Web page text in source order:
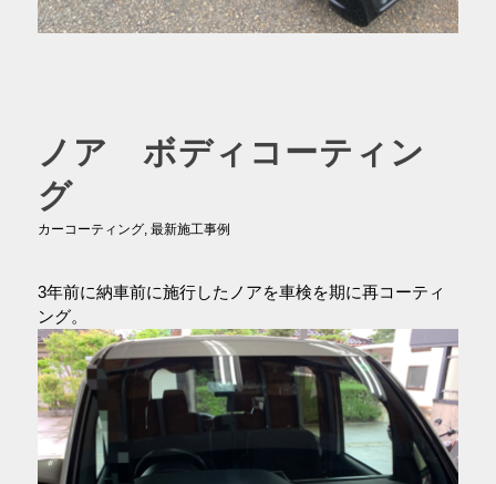
ノア ボディコーティン
グ
カーコーティング, 最新施工事例
3年前に納車前に施行したノアを車検を期に再コーティ
ング。